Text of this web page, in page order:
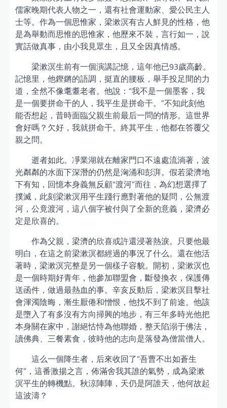
儒家晚期代表人物之一，還有社會運動家、愛公民主人
士等。作為一個思惟家，梁漱溟有古人鮮見的性格，他
是為舉動而思惟的思惟家，他歷來不裝，言行如一，說
實話做真事，由小我見眾生，且又全因真情感。
梁漱溟生前有一個演講記憶，這年他已93歲高齡。
記憶里，他鏗鏘的語調，挺直的腰板，舉手投足間的力
道，全然不像耄耋老者。他說：“我不是一個墨客，我
是一個要拼命干的人，我平生是拼命干。”不知此刻他
能否想起，昔時面臨父親生前最后一問的情形。這世界
會好嗎？欠好，我就拼命干。終其平生，他都在答覆父
親之問。
逝者如此。凈業湖就在離家門口不遠處流淌著，波
光粼粼的水面下深潛的仍然是洶涌和彭湃。假若梁濟地
下有知，回憶本身義無反顧“渡河”而往，為幻想選擇了
撲滅，此刻梁漱溟用平生踐行應對著他的疑問，公無渡
河，公竟渡河，這八個字被付與了全新的意義，梁濟必
定是欣喜的。
作為父親，梁濟的欣喜或許還浸著熱淚。只要他最
明白，在這之前梁漱溟都經過的事況了什么。還在他活
著時，梁漱溟完整是另一個樣子容貌。開初，梁漱溟也
是一個時期好青年，他參加聯盟會，斷發換衣，保護傳
送函件，做過最熱血的事。辛亥反動后，梁漱溟目擊社
會渾濁陰晦，漸生厭倦和憎恨，他找不到了前途。他該
是墮入了有多沒有方向掃興的地步，有三年多時光他把
本身關在家中，謝絕怙恃為他聯婚，整天陷溺于佛法，
讀佛典、三餐素食，彼時他的志向是落發為僧當僧人。
這么一個降生者，后來收回了“吾曹不出如蒼生
何”，這番激揚之言，佈滿舍我其誰的氣勢，成為梁漱
溟平生的轉機點。秋涼陣陣，天仍是阿誰天，他何故起
這波濤？